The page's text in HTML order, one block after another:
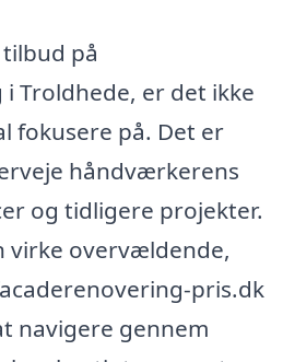
på
Troldhede, er det ikke
fokusere på. Det er
håndværkerens
og tidligere projekter.
virke overvældende,
pris.dk
navigere gennem